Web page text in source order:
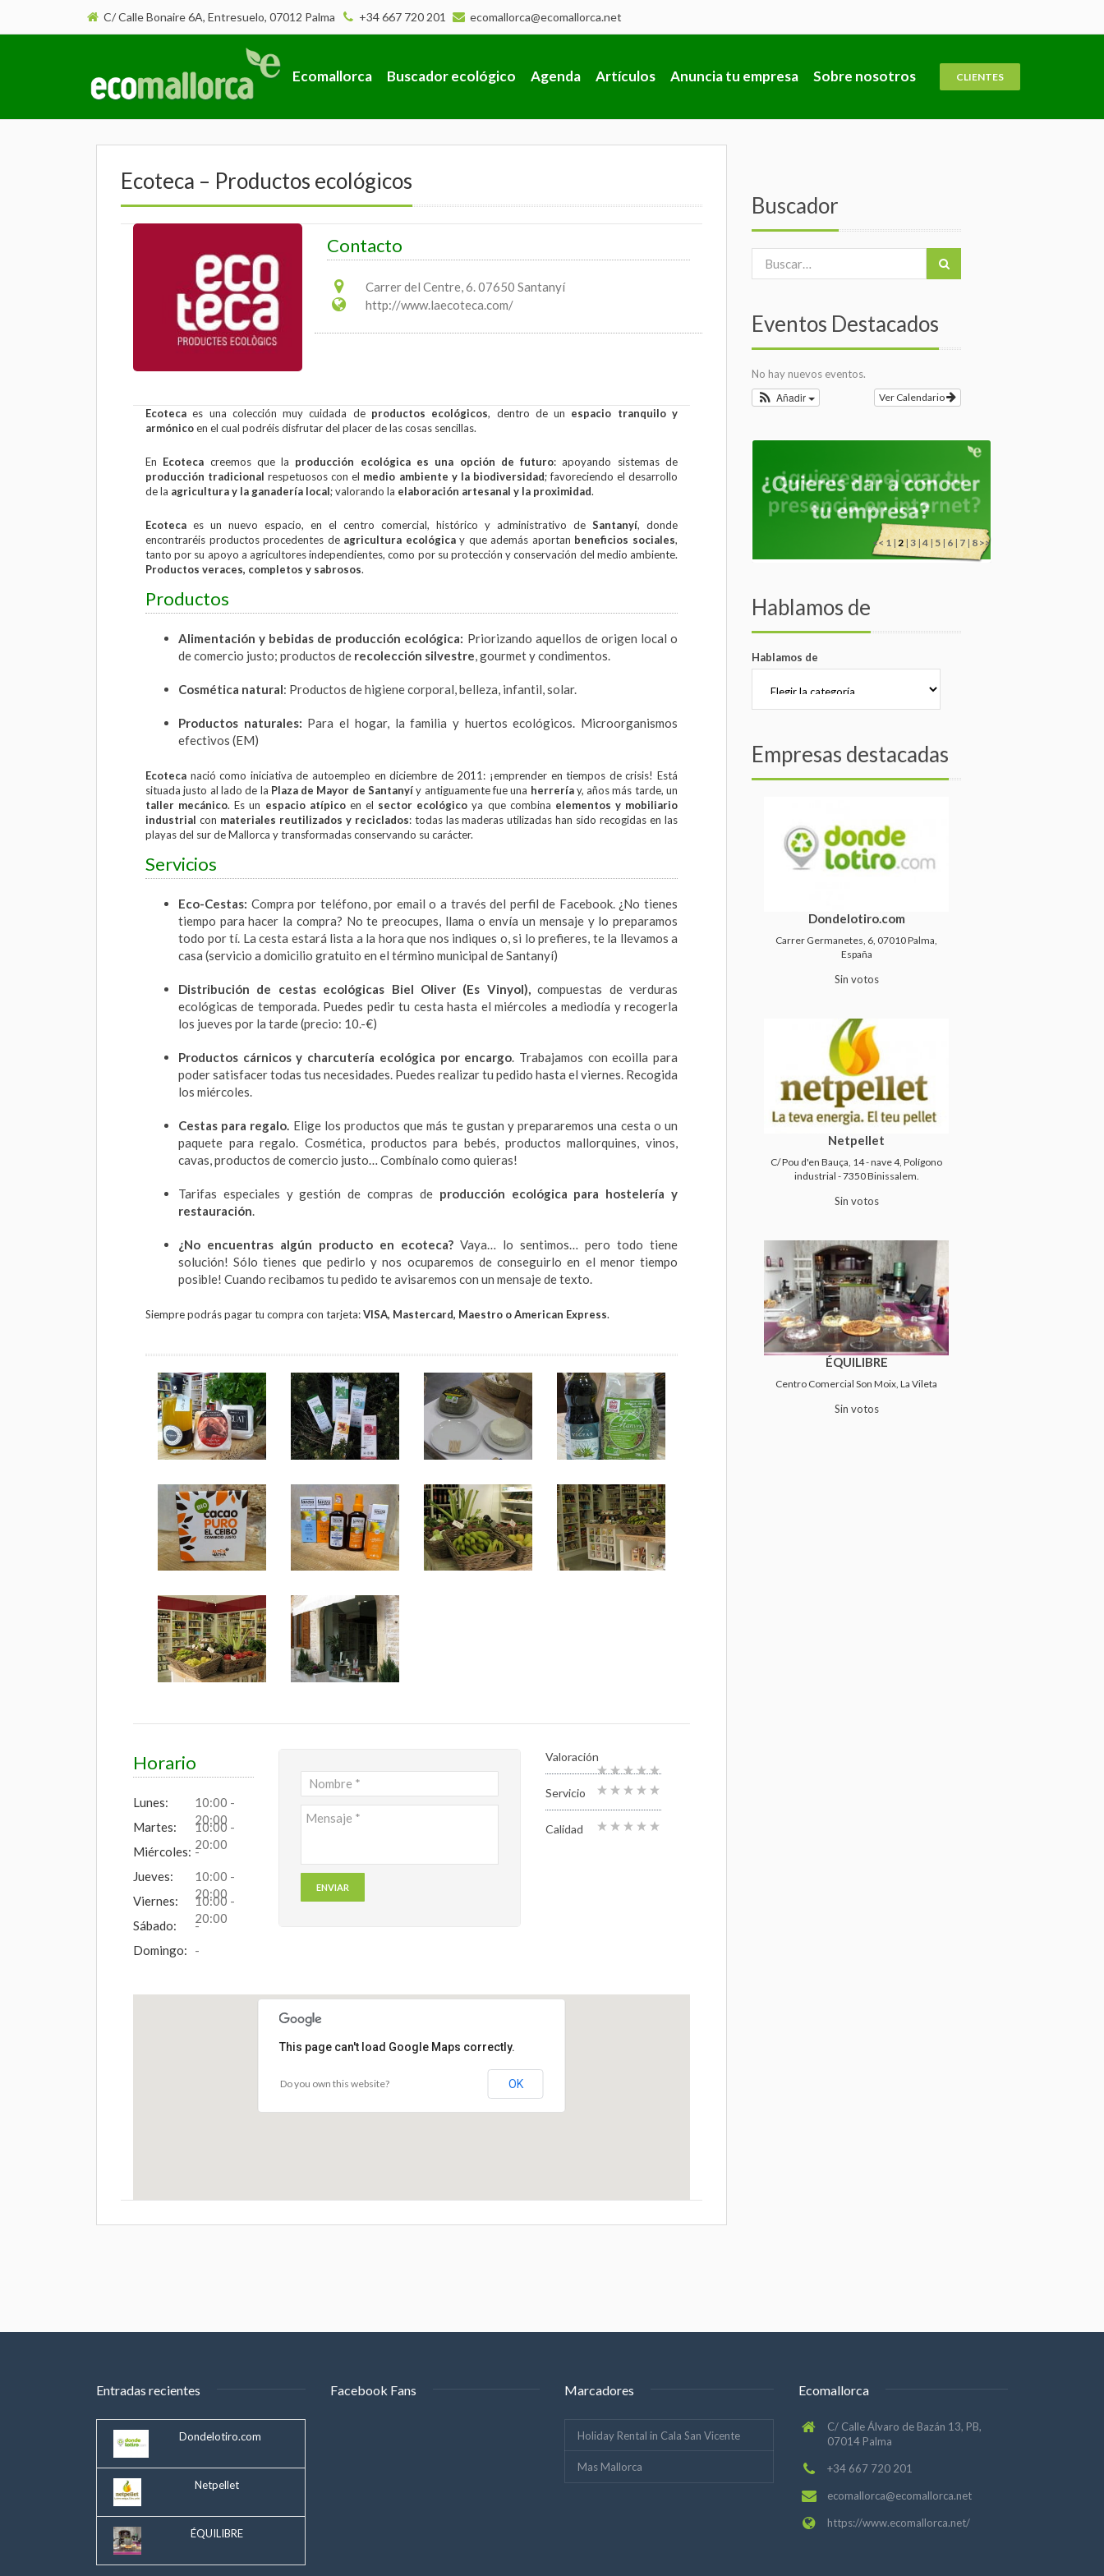
C/ Calle Bonaire 6A, Entresuelo, 07012 Palma +34 667 720 201 ecomallorca@ecomallorca.net
CLIENTES
Ecomallorca Buscador ecológico Agenda Artículos Anuncia tu empresa Sobre nosotros
Ecoteca – Productos ecológicos
Contacto
Carrer del Centre, 6. 07650 Santanyí
http://www.laecoteca.com/
Ecoteca es una colección muy cuidada de productos ecológicos, dentro de un espacio tranquilo y
armónicoen el cual podréis disfrutar del placer de las cosas sencillas.
En Ecoteca creemos que la producción ecológica es una opción de futuro: apoyando sistemas de
producción tradicional respetuosos con el medio ambiente y la biodiversidad; favoreciendo el desarrollo
de la agricultura y la ganadería local; valorando la elaboración artesanal y la proximidad.
Ecoteca es un nuevo espacio, en el centro comercial, histórico y administrativo de Santanyí, donde
encontraréis productos procedentes de agricultura ecológicay que además aportan beneficios sociales,
tanto por su apoyo a agricultores independientes, como por su protección y conservación del medio ambiente.
Productos veraces, completos y sabrosos.
Productos
Alimentación y bebidas de producción ecológica: Priorizando aquellos de origen local o
de comercio justo; productos de recolección silvestre, gourmet y condimentos.
Cosmética natural: Productos de higiene corporal, belleza, infantil, solar.
Productos naturales: Para el hogar, la familia y huertos ecológicos. Microorganismos
efectivos (EM)
Ecoteca nació como iniciativa de autoempleo en diciembre de 2011: ¡emprender en tiempos de crisis! Está
situada justo al lado de la Plaza de Mayor de Santanyíy antiguamente fue una herreríay, años más tarde, un
taller mecánico. Es un espacio atípicoen el sector ecológico ya que combina elementos y mobiliario
industrial con materiales reutilizados y reciclados: todas las maderas utilizadas han sido recogidas en las
playas del sur de Mallorca y transformadas conservando su carácter.
Servicios
Eco-Cestas: Compra por teléfono, por email o a través del perfil de Facebook. ¿No tienes
tiempo para hacer la compra? No te preocupes, llama o envía un mensaje y lo preparamos
todo por tí. La cesta estará lista a la hora que nos indiques o, si lo prefieres, te la llevamos a
casa (servicio a domicilio gratuito en el término municipal de Santanyí)
Distribución de cestas ecológicas Biel Oliver (Es Vinyol),compuestas de verduras
ecológicas de temporada. Puedes pedir tu cesta hasta el miércoles a mediodía y recogerla
los jueves por la tarde (precio: 10.-€)
Productos cárnicos y charcutería ecológica por encargo. Trabajamos con ecoilla para
poder satisfacer todas tus necesidades. Puedes realizar tu pedido hasta el viernes. Recogida
los miércoles.
Cestas para regalo. Elige los productos que más te gustan y prepararemos una cesta o un
paquete para regalo. Cosmética, productos para bebés, productos mallorquines, vinos,
cavas, productos de comercio justo… Combínalo como quieras!
Tarifas especiales y gestión de compras de producción ecológica para hostelería y
restauración.
¿No encuentras algún producto en ecoteca? Vaya… lo sentimos… pero todo tiene
solución! Sólo tienes que pedirlo y nos ocuparemos de conseguirlo en el menor tiempo
posible! Cuando recibamos tu pedido te avisaremos con un mensaje de texto.
Siempre podrás pagar tu compra con tarjeta:VISA, Mastercard, Maestro o American Express.
Horario
Lunes:
10:00 -
20:00
Martes:
10:00 -
20:00
Miércoles: -
Jueves:
10:00 -
20:00
Viernes:
10:00 -
20:00
Sábado:
-
Domingo:
-
Valoración
Servicio
Calidad
This page can't load Google Maps correctly.
Do you own this website? OK
Buscador
Eventos Destacados
No hay nuevos eventos.
Ver Calendario
Añadir
<<1| 2| 3|4|5|6| 7|8>>
Hablamos de
Hablamos de
Empresas destacadas
Dondelotiro.com
Carrer Germanetes, 6, 07010 Palma,
España
Sin votos
Netpellet
C/ Pou d'en Bauça, 14 - nave 4, Polígono
industrial - 7350 Binissalem.
Sin votos
ÉQUILIBRE
Centro Comercial Son Moix, La Vileta
Sin votos
Entradas recientes
Dondelotiro.com
Netpellet
ÉQUILIBRE
Facebook Fans Marcadores
Holiday Rental in Cala San Vicente
Mas Mallorca
Ecomallorca
C/ Calle Álvaro de Bazán 13, PB,
07014 Palma
+34 667 720 201
ecomallorca@ecomallorca.net
https://www.ecomallorca.net/